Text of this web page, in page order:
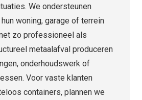
We ondersteunen
woning, garage of terrein
zo professioneel als
metaalafval produceren
onderhoudswerk of
Voor vaste klanten
containers, plannen we